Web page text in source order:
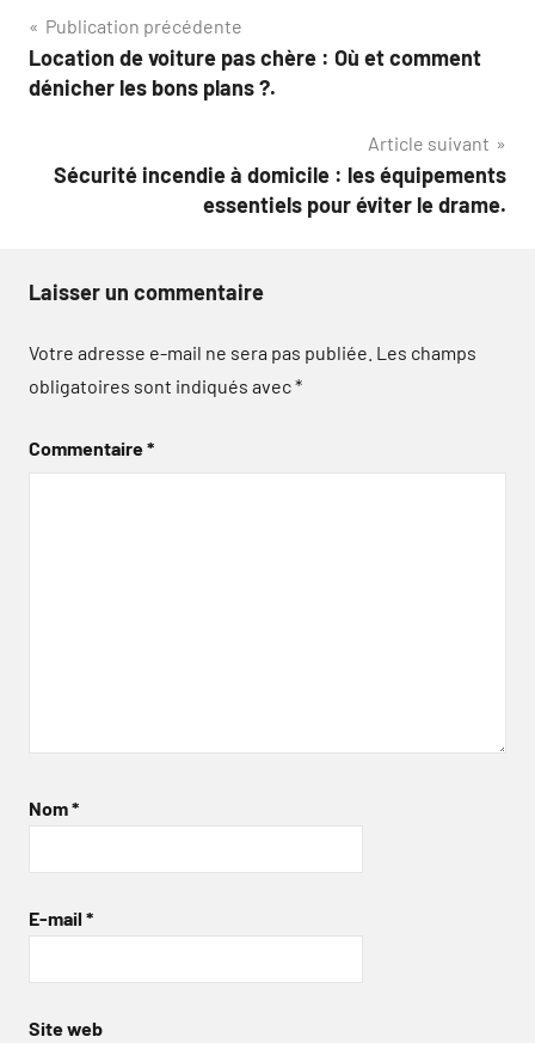
Navigation
de
Publication précédente
Location de voiture pas chère : Où et comment
dénicher les bons plans ?.
Article suivant
Sécurité incendie à domicile : les équipements
essentiels pour éviter le drame.
Laisser un commentaire
Votre adresse e-mail ne sera pas publiée. Les champs
obligatoires sont indiqués avec*
Commentaire*
Nom*
E-mail *
Site web